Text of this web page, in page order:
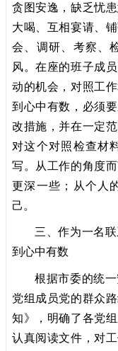
贪图安逸，缺乏忧
大喝、互相宴请、
会、调研、考察、
风。在座的班子成
动的机会，对照工
到心中有数，必须
改措施，并在一定
对这个对照检查材
写。从工作的角度
更深一些；从个人
己。
三、作为一名
到心中有数
根据市委的统
党组成员党的群众
知》，明确了各党
认真阅读文件，对